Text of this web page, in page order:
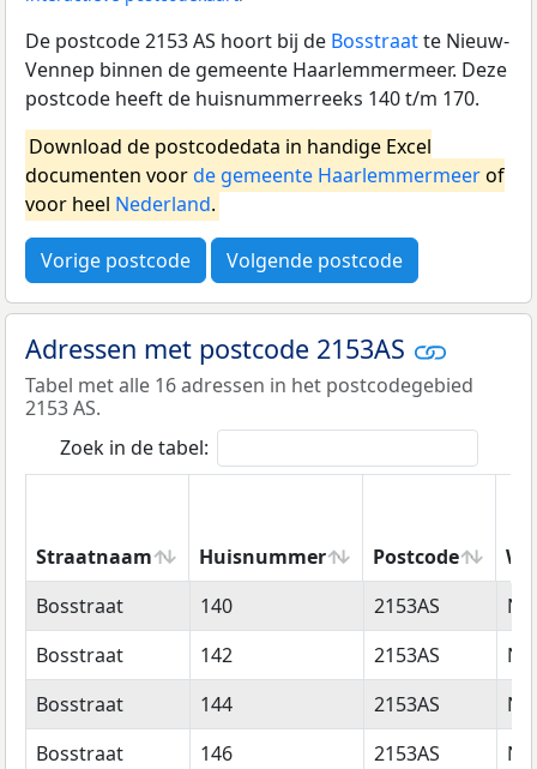
De postcode 2153 AS hoort bij de Bosstraatte Nieuw-
Vennep binnen de gemeente Haarlemmermeer. Deze
postcode heeft de huisnummerreeks 140 t/m 170.
Download de postcodedata in handige Excel
documenten voorde gemeente Haarlemmermeerof
voor heel Nederland.
Vorige postcode Volgende postcode
Adressen met postcode 2153AS
Tabel met alle 16 adressen in het postcodegebied
2153 AS.
Zoek in de tabel:
Straatnaam Huisnummer Postcode
Straatnaam
Huisnummer Postcode
Bosstraat 140 2153AS
Bosstraat
142 2153AS
Bosstraat
144 2153AS
Bosstraat
146 2153AS